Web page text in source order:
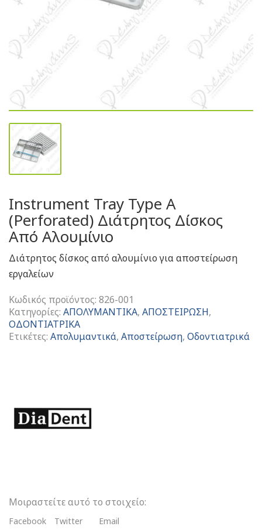
Instrument Tray Type A
(Perforated) Διάτρητος Δίσκος
Από Αλουμίνιο
Διάτρητος δίσκος από αλουμίνιο για αποστείρωση
εργαλείων
Κωδικός προϊόντος: 826-001
Κατηγορίες: ΑΠΟΛΥΜΑΝΤΙΚΑ, ΑΠΟΣΤΕΙΡΩΣΗ,
ΟΔΟΝΤΙΑΤΡΙΚΑ
Ετικέτες: Απολυμαντικά, Αποστείρωση, Οδοντιατρικά
(Perforated)
Διάτρητος
Μοιραστείτε αυτό το στοιχείο:
Facebook Twitter Email